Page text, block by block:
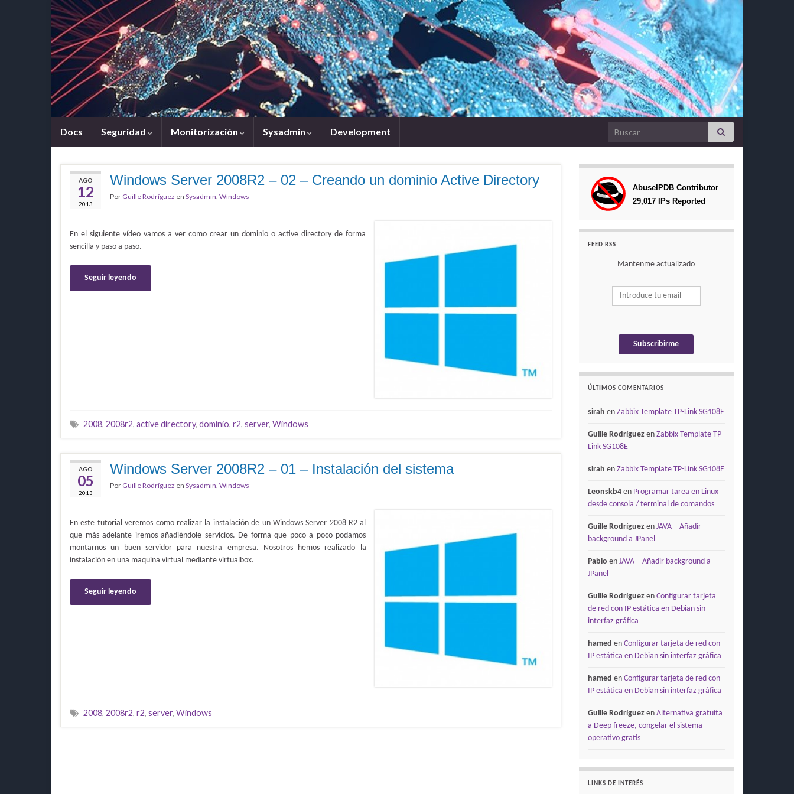
Docs Seguridad Monitorización Sysadmin Development Search for:
AGO
12
2013
Windows Server 2008R2 – 02 – Creando un dominio Active Directory
Por Guille Rodríguez en Sysadmin, Windows
En el siguiente vídeo vamos a ver como crear un dominio o active directory de forma
sencilla y paso a paso.
Seguir leyendo
2008, 2008r2, active directory, dominio, r2, server, Windows
AGO
05
2013
Windows Server 2008R2 – 01 – Instalación del sistema
Por Guille Rodríguez en Sysadmin, Windows
En este tutorial veremos como realizar la instalación de un Windows Server 2008 R2 al
que más adelante iremos añadiéndole servicios. De forma que poco a poco podamos
montarnos un buen servidor para nuestra empresa. Nosotros hemos realizado la
instalación en una maquina virtual mediante virtualbox.
Seguir leyendo
2008, 2008r2, r2, server, Windows
FEED RSS
Mantenme actualizado
ÚLTIMOS COMENTARIOS
sirah en Zabbix Template TP-Link SG108E
Guille Rodríguezen Zabbix Template TP-
Link SG108E
sirah en Zabbix Template TP-Link SG108E
Leonskb4en Programar tarea en Linux
desde consola / terminal de comandos
Guille Rodríguezen JAVA – Añadir
background a JPanel
Pablo en JAVA – Añadir background a
JPanel
Guille Rodríguezen Configurar tarjeta
de red con IP estática en Debian sin
interfaz gráfica
hamed en Configurar tarjeta de red con
IP estática en Debian sin interfaz gráfica
hamed en Configurar tarjeta de red con
IP estática en Debian sin interfaz gráfica
Guille Rodríguezen Alternativa gratuita
a Deep freeze, congelar el sistema
operativo gratis
LINKS DE INTERÉS